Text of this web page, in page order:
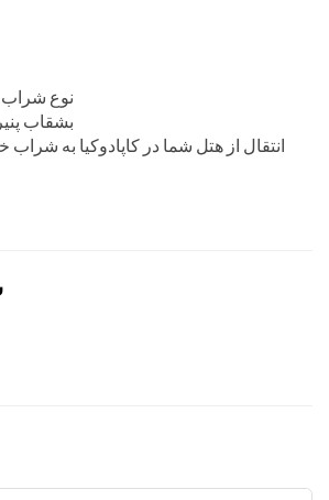
3 نوع
بشقاب
انتقال از هتل شما در کاپادوکیا به